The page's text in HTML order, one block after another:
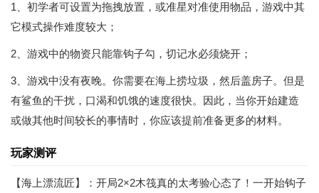
1、初学者可设置为拖拽放置，或准星对准使用物品，游戏中其
它模式操作难度较大；
2、游戏中的物资只能靠钩子勾，切记水必须烧开；
3、游戏中没有夜晚。你需要在海上捞垃圾，然后盖房子。但是
有鲨鱼的干扰，口渴和饥饿的速度很快。因此，当你开始建造
或做其他时间较长的事情时，你应该提前准备更多的材料。
玩家测评
【海上漂流匠】：开局2×2木筏真的太考验心态了！一开始钩子